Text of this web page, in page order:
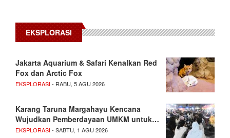
EKSPLORASI
Jakarta Aquarium & Safari Kenalkan Red
Fox dan Arctic Fox
EKSPLORASI- RABU, 5 AGU 2026
Karang Taruna Margahayu Kencana
Wujudkan Pemberdayaan UMKM untuk…
EKSPLORASI- SABTU, 1 AGU 2026